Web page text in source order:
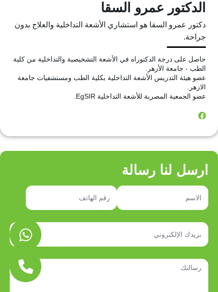
الدكتور عمرو السقا
دكتور عمرو السقا هو استشاري الأشعة التداخلية والعلاج بدون
جراحة.
حاصل على درجة الدكتوراه في الأشعة التشخيصية والتداخلية من كلية
الطب - جامعة الأزهر.
عضو هيئة التدريس الأشعة التداخلية بكلية الطب ومستشفيات جامعة
الازهر.
عضو الجمعية المصرية للأشعة التداخلية EgSIR.
ارسل لنا رسالة